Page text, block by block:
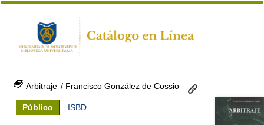
Arbitraje / Francisco González de Cossio
Público ISBD